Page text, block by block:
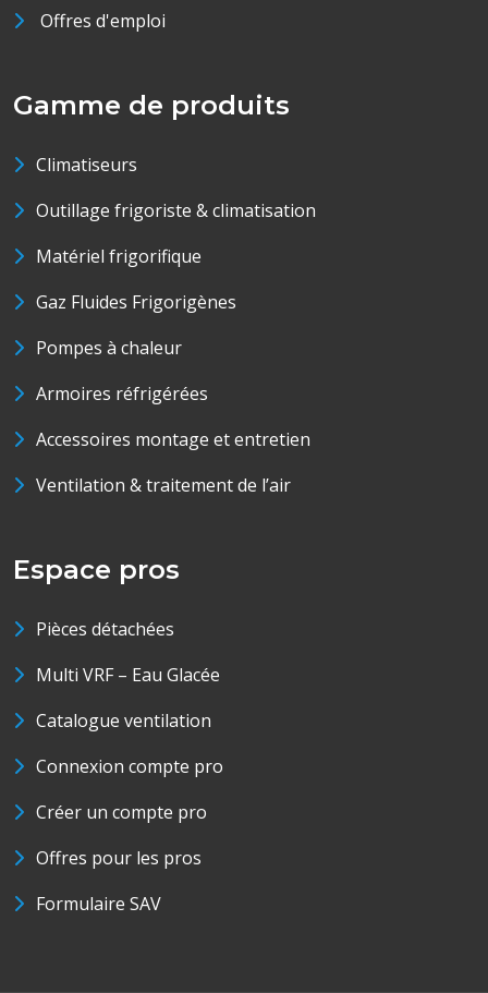
Offres d'emploi
Gamme de produits
Climatiseurs
Outillage frigoriste & climatisation
Matériel frigorifique
Gaz Fluides Frigorigènes
Pompes à chaleur
Armoires réfrigérées
Accessoires montage et entretien
Ventilation & traitement de l’air
Espace pros
Pièces détachées
Multi VRF – Eau Glacée
Catalogue ventilation
Connexion compte pro
Créer un compte pro
Offres pour les pros
Formulaire SAV